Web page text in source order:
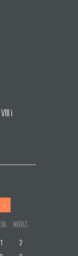
i
NIEDZ.
1
2